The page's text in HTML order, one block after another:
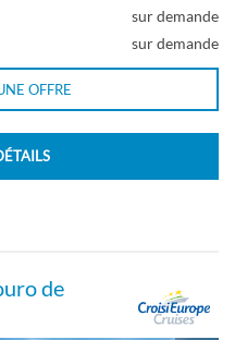
sur demande
sur demande
OFFRE
de